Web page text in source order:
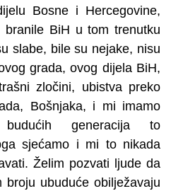
Bosne i Hercegovine,
BiH u tom trenutku
slabe, bile su nejake, nisu
grada, ovog dijela BiH,
zločini, ubistva preko
Bošnjaka, i mi imamo
generacija to
sjećamo i mi to nikada
Želim pozvati ljude da
ubuduće obilježavaju